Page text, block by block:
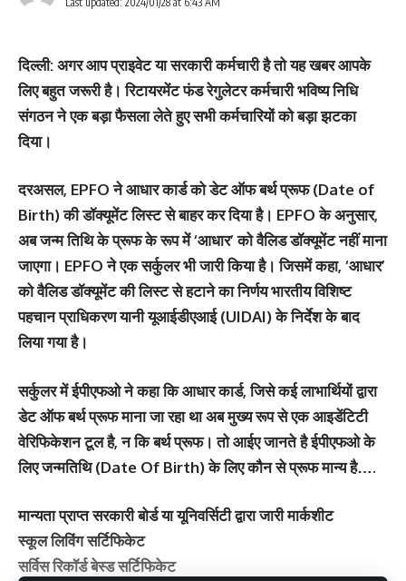
दिल्ली: अगर आप प्राइवेट या सरकारी कर्मचारी है तो यह खबर आपके
लिए बहुत जरूरी है। रिटायरमेंट फंड रेगुलेटर कर्मचारी भविष्य निधि
संगठन ने एक बड़ा फैसला लेते हुए सभी कर्मचारियों को बड़ा झटका
दिया।
दरअसल, EPFO ने आधार कार्ड को डेट ऑफ बर्थ प्रूफ (Date of
Birth) की डॉक्‍यूमेंट लिस्‍ट से बाहर कर दिया है। EPFO के अनुसार,
अब जन्म तिथि के प्रूफ के रूप में ‘आधार’ को वैलिड डॉक्यूमेंट नहीं माना
जाएगा। EPFO ने एक सर्कुलर भी जारी किया है। जिसमें कहा, ‘आधार’
को वैलिड डॉक्यूमेंट की लिस्ट से हटाने का निर्णय भारतीय विशिष्ट
पहचान प्राधिकरण यानी यूआईडीएआई (UIDAI) के निर्देश के बाद
लिया गया है।
सर्कुलर में ईपीएफओ ने कहा कि आधार कार्ड, जिसे कई लाभार्थियों द्वारा
डेट ऑफ बर्थ प्रूफ माना जा रहा था अब मुख्य रूप से एक आइडेंटिटी
वेरिफिकेशन टूल है, न कि बर्थ प्रूफ। तो आईए जानते है ईपीएफओ के
लिए जन्मतिथि (Date Of Birth) के लिए कौन से प्रूफ मान्य है….
मान्यता प्राप्त सरकारी बोर्ड या यूनिवर्सिटी द्वारा जारी मार्कशीट
स्कूल लिविंग सर्टिफिकेट
सर्विस रिकॉर्ड बेस्ड सर्टिफिकेट